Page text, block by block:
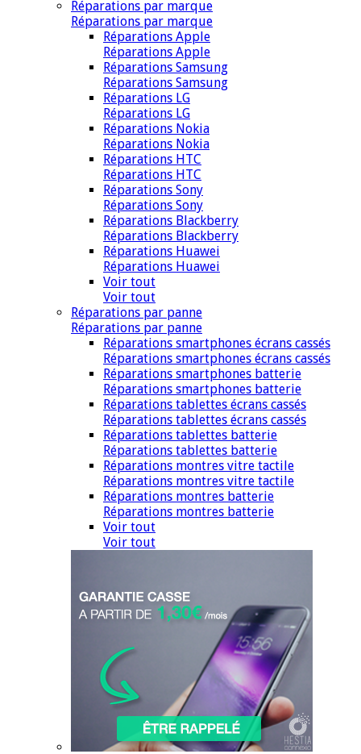
Réparations par marque
Réparations par marque
Réparations Apple
Réparations Apple
Réparations Samsung
Réparations Samsung
Réparations LG
Réparations LG
Réparations Nokia
Réparations Nokia
Réparations HTC
Réparations HTC
Réparations Sony
Réparations Sony
Réparations Blackberry
Réparations Blackberry
Réparations Huawei
Réparations Huawei
Voir tout
Voir tout
Réparations par panne
Réparations par panne
Réparations smartphones écrans cassés
Réparations smartphones écrans cassés
Réparations smartphones batterie
Réparations smartphones batterie
Réparations tablettes écrans cassés
Réparations tablettes écrans cassés
Réparations tablettes batterie
Réparations tablettes batterie
Réparations montres vitre tactile
Réparations montres vitre tactile
Réparations montres batterie
Réparations montres batterie
Voir tout
Voir tout